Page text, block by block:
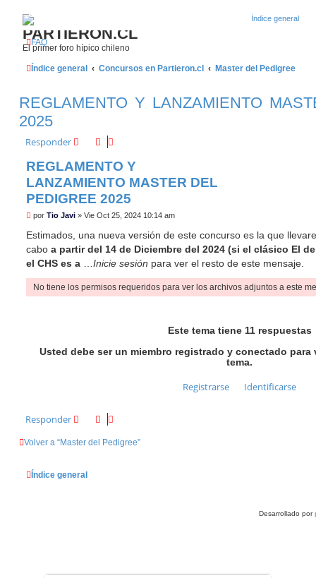
¿Qué esperas? Regístrate como usuario en
PARTIERON.CL
El primer foro hípico chileno
FAQ
Índice general Concursos en Partieron.cl Master del Pedigree
REGLAMENTO Y LANZAMIENTO
2025
Responder
REGLAMENTO Y
LANZAMIENTO MASTER DEL
PEDIGREE 2025
M
n
a
e
por Tio Javi » Vie Oct 25, 2024 10:14 am
Estimados, una nueva versión de este concurso es la que
cabo a partir del 14 de Diciembre del 2024 (si el clásico El
el CHS es a
Inicie sesión para ver el resto de este mensaje.
No tiene los permisos requeridos para ver los archivos adjuntos a este
Este tema tiene 11respuestas
Usted debe ser un miembro registrado y conectado para
tema.
Registrarse Identificarse
Responder
Volver a “Master del Pedigree”
Índice general
Desarrollado por